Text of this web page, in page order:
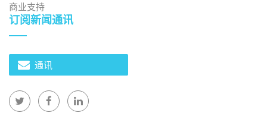
商业支持
订阅新闻通讯
通讯